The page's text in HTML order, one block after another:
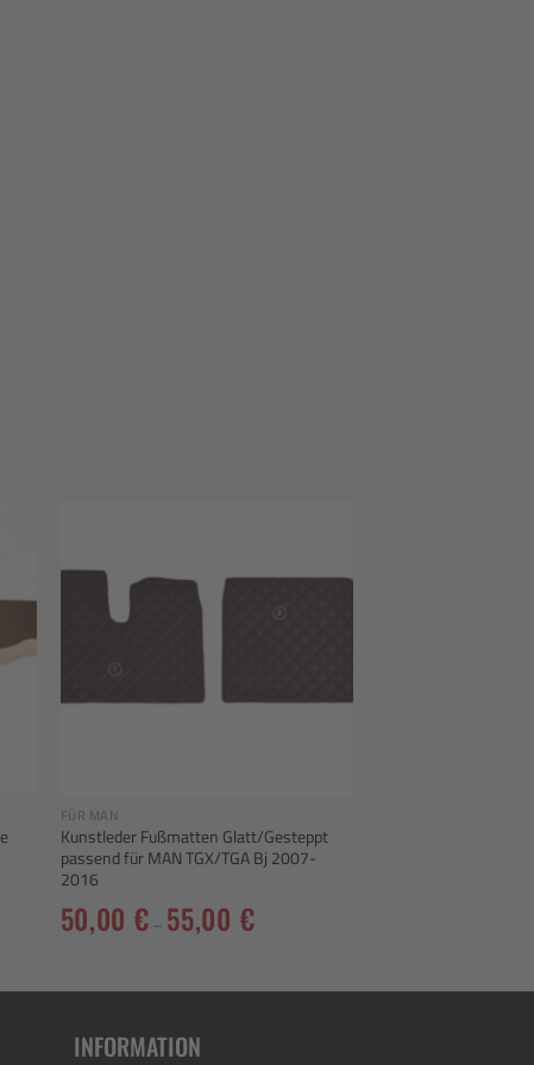
wishlist
FÜR MAN
Kunstleder Fußmatten Glatt/Gesteppt
passend für MAN TGX/TGA Bj 2007-
2016
50,00 €– 55,00 €
INFORMATION